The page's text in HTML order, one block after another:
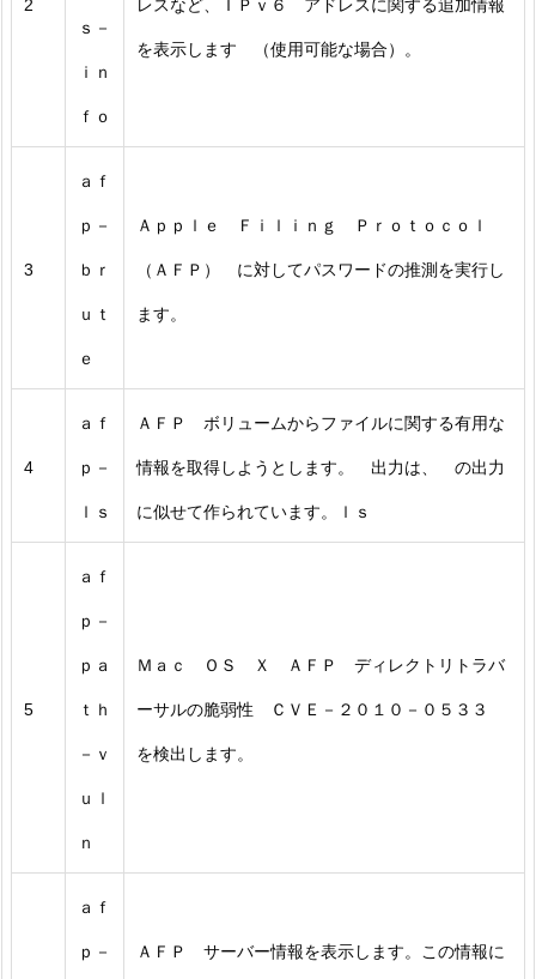
2
ｓ－
ｉｎ
ｆｏ
レスなど、ＩＰｖ６ アドレスに関する追加情報
を表示します （使用可能な場合）。
3
ａｆ
ｐ－
ｂｒ
ｕｔ
ｅ
Ａｐｐｌｅ Ｆｉｌｉｎｇ Ｐｒｏｔｏｃｏｌ
（ＡＦＰ） に対してパスワードの推測を実行し
ます。
4
ａｆ
ｐ－
ｌｓ
ＡＦＰ ボリュームからファイルに関する有用な
情報を取得しようとします。 出力は、 の出力
に似せて作られています。ｌｓ
5
ａｆ
ｐ－
ｐａ
ｔｈ
－ｖ
ｕｌ
ｎ
Ｍａｃ ＯＳ Ｘ ＡＦＰ ディレクトリトラバ
ーサルの脆弱性 ＣＶＥ－２０１０－０５３３
を検出します。
ａｆ
ｐ－ ＡＦＰ サーバー情報を表示します。この情報に